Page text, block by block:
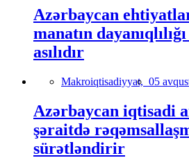
Azərbaycan
manatın
asılıdır
Makroiqtisadiyyat, 05
Azərbaycan iqtisadi
şəraitdə
sürətləndirir